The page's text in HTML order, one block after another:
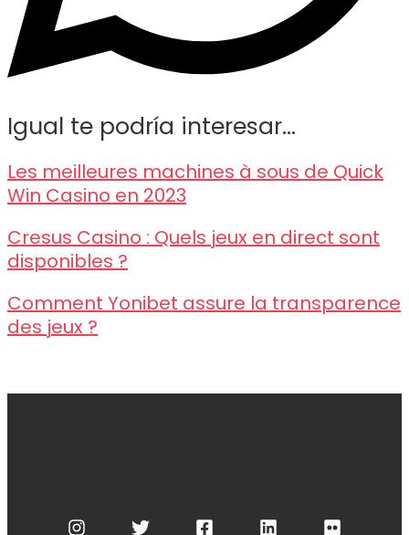
Igual te podría interesar...
Les meilleures machines à sous de Quick
Win Casino en 2023
Cresus Casino : Quels jeux en direct sont
disponibles ?
Comment Yonibet assure la transparence
des jeux ?